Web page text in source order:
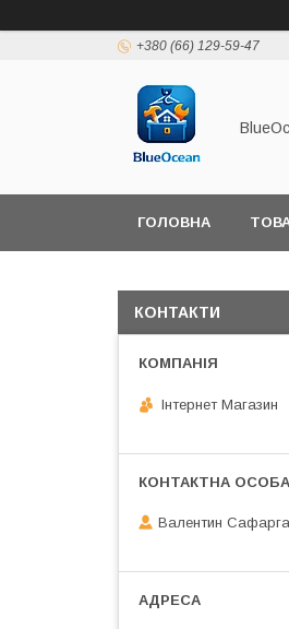
+380 (66) 129-59-47
ГОЛОВНА
КОНТАКТИ
Інтернет Магазин
Валентин